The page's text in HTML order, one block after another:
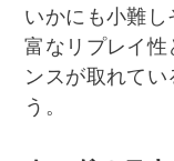
いかにも小難
富なリプレイ性
ンスが取れてい
う。